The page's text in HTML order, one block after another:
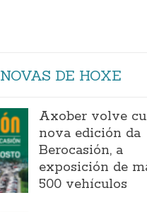
NOVAS DE HOXE
Axober volve
nova edición da
Berocasión, a
exposición de
500 vehículos